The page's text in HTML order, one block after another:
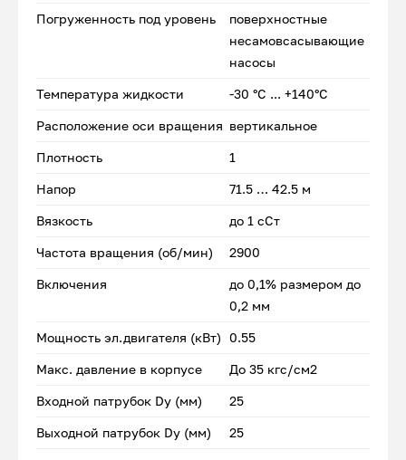
Погруженность под уровень
поверхностные
несамовсасывающие
насосы
Температура жидкости -30 °С ... +140°С
Расположение оси вращения вертикальное
Плотность 1
Напор 71.5 … 42.5 м
Вязкость до 1 сСт
Частота вращения (об/мин) 2900
Включения
до 0,1% размером до
0,2 мм
Мощность эл.двигателя (кВт) 0.55
Макс. давление в корпусе До 35 кгс/см2
Входной патрубок Dу (мм) 25
Выходной патрубок Dу (мм) 25